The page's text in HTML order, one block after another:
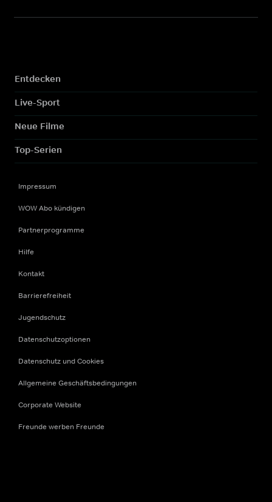
Entdecken
Live-Sport
Neue Filme
Top-Serien
Impressum
WOW Abo kündigen
Partnerprogramme
Hilfe
Kontakt
Barrierefreiheit
Jugendschutz
Datenschutzoptionen
Datenschutz und Cookies
Allgemeine Geschäftsbedingungen
Corporate Website
Freunde werben Freunde